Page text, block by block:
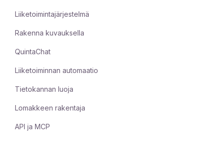
Liiketoimintajärjestelmä
Rakenna kuvauksella
QuintaChat
Liiketoiminnan automaatio
Tietokannan luoja
Lomakkeen rakentaja
API ja MCP